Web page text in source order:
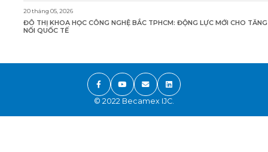
20 tháng 05, 2026
ĐÔ THỊ KHOA HỌC CÔNG NGHỆ BẮC TPHCM: ĐỘNG LỰC MỚI CHO
NỐI QUỐC TẾ
© 2022 Becamex IJC.